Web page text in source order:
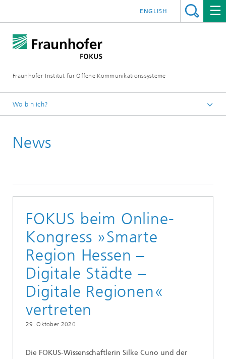
Fraunhofer-Institut für Offene Kommunikationssysteme
ENGLISH
Wo bin ich?
News
FOKUS beim Online-
Kongress »Smarte
Region Hessen –
Digitale Städte –
Digitale Regionen«
vertreten
29. Oktober 2020
Die FOKUS-Wissenschaftlerin Silke Cuno und der